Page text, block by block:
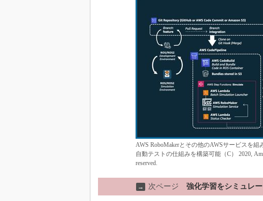
AWS RoboMakerとその他のAWSサービスを
自動テストの仕組みを構築可能（C） 2020,
reserved.
→ 次ページ 強化学習をシミュレ